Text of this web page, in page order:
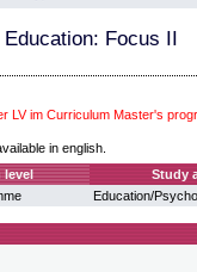
Education: Focus II
LV im Curriculum Master's
in english.
level Study
Education/